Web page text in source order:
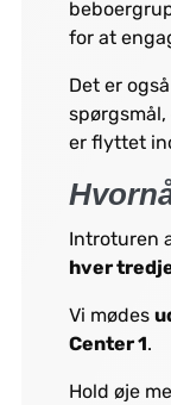
for at
Det er
er flyttet
Introturen
hver
Vi mødes
Center 1.
Hold øje